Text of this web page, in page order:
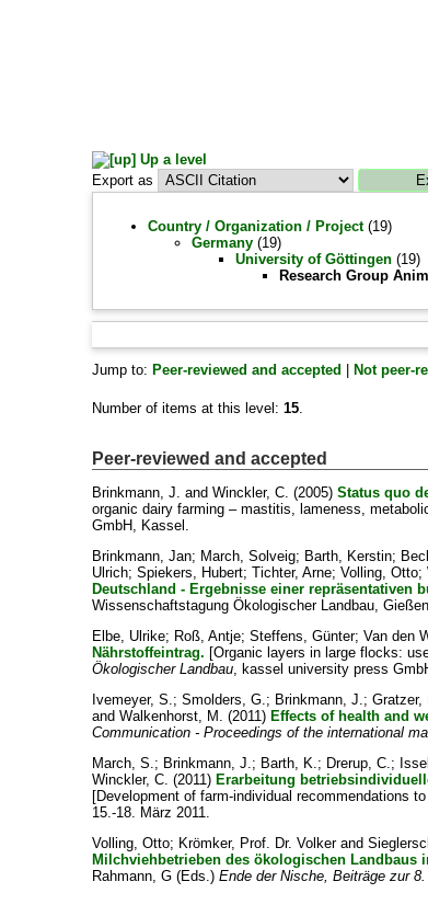
Up a level
Export as
Country / Organization / Project(19)
Germany(19)
University of Göttingen(19)
Research Group
Jump to: Peer-reviewed and accepted Not peer-
Number of items at this level: 15.
Peer-reviewed and accepted
Brinkmann, J. and Winckler, C. (2005) Status quo
organic dairy farming – mastitis, lameness,
GmbH, Kassel.
Brinkmann, Jan; March, Solveig; Barth, Kerstin;
Ulrich; Spiekers, Hubert; Tichter, Arne; Volling, Otto;
Deutschland - Ergebnisse einer repräsentativen
Wissenschaftstagung Ökologischer Landbau,
Elbe, Ulrike; Roß, Antje; Steffens, Günter; Van den
Nährstoffeintrag. [Organic layers in large flocks:
Ökologischer Landbau, kassel university press
Ivemeyer, S.; Smolders, G.; Brinkmann, J.; Gratzer,
and Walkenhorst, M. (2011) Effects of health and
Communication - Proceedings of the international
March, S.; Brinkmann, J.; Barth, K.; Drerup, C.;
Winckler, C. (2011) Erarbeitung
[Development of farm-individual recommendations
15.-18. März 2011.
Volling, Otto; Krömker, Prof. Dr. Volkerand
Milchviehbetrieben des ökologischen Landbaus
Rahmann, G(Eds.) Ende der Nische, Beiträge zur